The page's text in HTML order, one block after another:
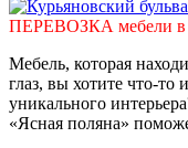
ПЕРЕВОЗКА мебели
Мебель, которая
глаз, вы хотите что-то
уникального
«Ясная поляна»